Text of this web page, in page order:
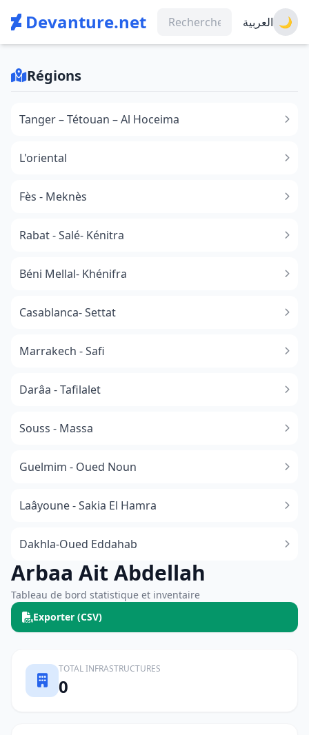
Devanture.net العربية 🌙
Régions
Tanger – Tétouan – Al Hoceima
L'oriental
Fès - Meknès
Rabat - Salé- Kénitra
Béni Mellal- Khénifra
Casablanca- Settat
Marrakech - Safi
Darâa - Tafilalet
Souss - Massa
​Guelmim - Oued Noun
Laâyoune - Sakia El Hamra
Dakhla-Oued Eddahab
Arbaa Ait Abdellah
Tableau de bord statistique et inventaire
Exporter (CSV)
TOTAL INFRASTRUCTURES
0